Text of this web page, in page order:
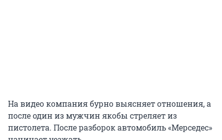
На видео компания бурно выясняет отношения, а
после один из мужчин якобы стреляет из
пистолета. После разборок автомобиль «Мерседес»